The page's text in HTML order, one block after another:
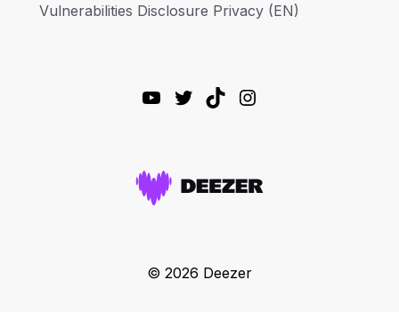
Vulnerabilities Disclosure Privacy (EN)
YouTube
Twitter
TikTokInstagram
© 2026 Deezer